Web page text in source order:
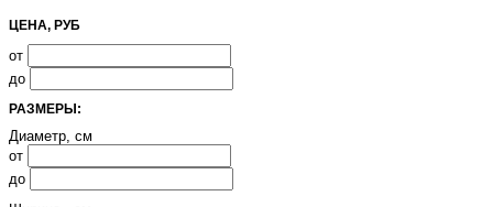
ЦЕНА, РУБ
от
до
РАЗМЕРЫ:
Диаметр, см
от
до